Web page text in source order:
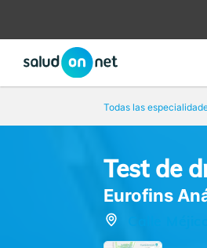
Todas las
Test de
Eurofins